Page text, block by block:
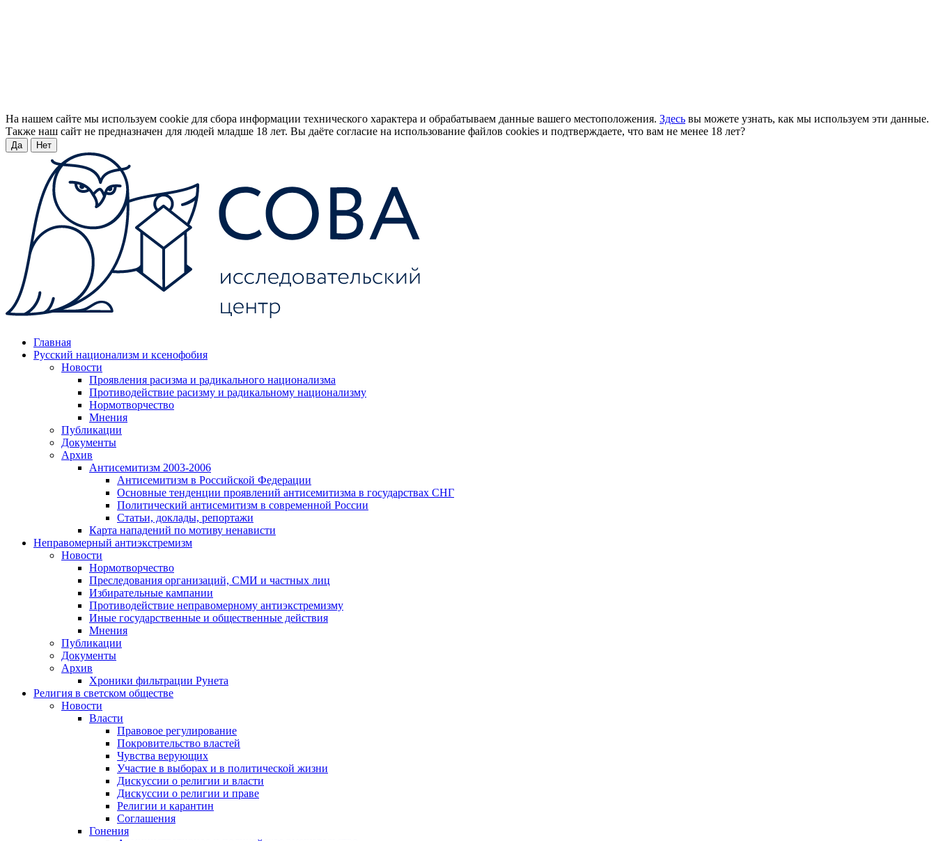
На нашем сайте мы используем cookie для сбора информации технического характера и обрабатываем данные вашего местоположения. Здесь вы можете узнать, как мы используем эти данные.
Также наш сайт не предназначен для людей младше 18 лет. Вы даёте согласие на использование файлов cookies и подтверждаете, что вам не менее 18 лет?
Да Нет
Главная
Русский национализм и ксенофобия
Новости
Проявления расизма и радикального национализма
Противодействие расизму и радикальному национализму
Нормотворчество
Мнения
Публикации
Документы
Архив
Антисемитизм 2003-2006
Антисемитизм в Российской Федерации
Основные тенденции проявлений антисемитизма в государствах СНГ
Политический антисемитизм в современной России
Статьи, доклады, репортажи
Карта нападений по мотиву ненависти
Неправомерный антиэкстремизм
Новости
Нормотворчество
Преследования организаций, СМИ и частных лиц
Избирательные кампании
Противодействие неправомерному антиэкстремизму
Иные государственные и общественные действия
Мнения
Публикации
Документы
Архив
Хроники фильтрации Рунета
Религия в светском обществе
Новости
Власти
Правовое регулирование
Покровительство властей
Чувства верующих
Участие в выборах и в политической жизни
Дискуссии о религии и власти
Дискуссии о религии и праве
Религии и карантин
Соглашения
Гонения